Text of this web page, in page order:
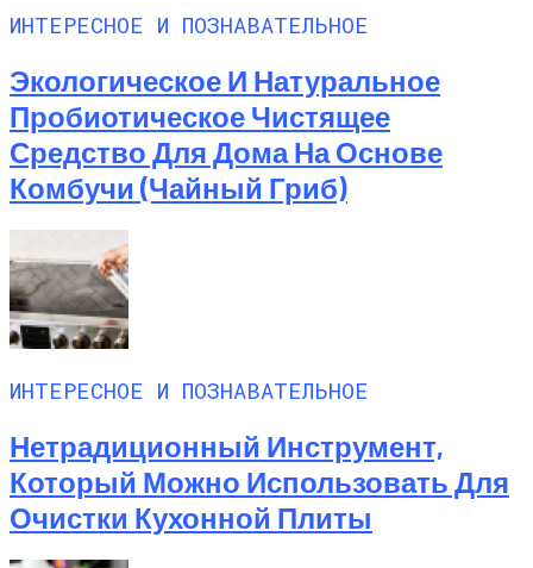
ИНТЕРЕСНОЕ И ПОЗНАВАТЕЛЬНОЕ
Экологическое И Натуральное
Пробиотическое Чистящее
Средство Для Дома На Основе
Комбучи (чайный Гриб)
ИНТЕРЕСНОЕ И ПОЗНАВАТЕЛЬНОЕ
Нетрадиционный Инструмент,
Который Можно Использовать Для
Очистки Кухонной Плиты